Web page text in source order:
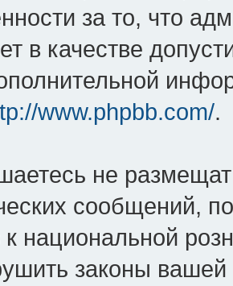
за то, что
в качестве
www.phpbb.com/.
не
сообщений,
к национальной
законы